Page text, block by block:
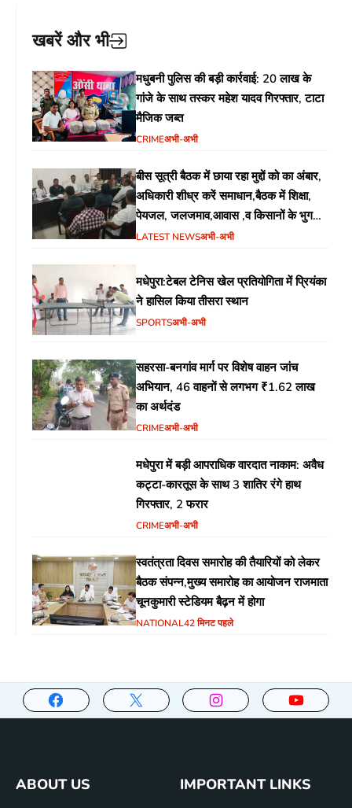
खबरें और भी
मधुबनी पुलिस की बड़ी कार्रवाई: 20 लाख के
गांजे के साथ तस्कर महेश यादव गिरफ्तार, टाटा
मैजिक जब्त
CRIMEअभी-अभी
बीस सूत्री बैठक में छाया रहा मुद्दों को का अंबार,
अधिकारी शीध्र करें समाधान,बैठक में शिक्षा,
पेयजल, जलजमाव,आवास ,व किसानों के भुगतान
का उठा मुद्दा
LATEST NEWSअभी-अभी
मधेपुरा:टेबल टेनिस खेल प्रतियोगिता में प्रियंका
ने हासिल किया तीसरा स्थान
SPORTSअभी-अभी
सहरसा-बनगांव मार्ग पर विशेष वाहन जांच
अभियान, 46 वाहनों से लगभग ₹1.62 लाख
का अर्थदंड
CRIMEअभी-अभी
मधेपुरा में बड़ी आपराधिक वारदात नाकाम: अवैध
कट्टा-कारतूस के साथ 3 शातिर रंगे हाथ
गिरफ्तार, 2 फरार
CRIMEअभी-अभी
स्वतंत्रता दिवस समारोह की तैयारियों को लेकर
बैठक संपन्न,मुख्य समारोह का आयोजन राजमाता
चूनकुमारी स्टेडियम बैढ़न में होगा
NATIONAL42 मिनट पहले
ABOUT US
IMPORTANT LINKS